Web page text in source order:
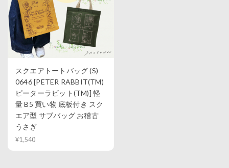
スクエアトートバッグ (S)
0646 [PETER RABBIT(TM)
ピーターラビット(TM)] 軽
量 B5 買い物 底板付き スク
エア型 サブバッグ お稽古
うさぎ
¥1,540